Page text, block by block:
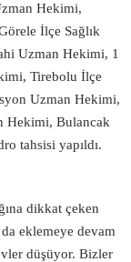
Hekimi,
İlçe Sağlık
Uzman Hekimi, 1
Tirebolu İlçe
Uzman Hekimi,
Hekimi, Bulancak
tahsisi yapıldı.
dikkat çeken
eklemeye devam
düşüyor. Bizler